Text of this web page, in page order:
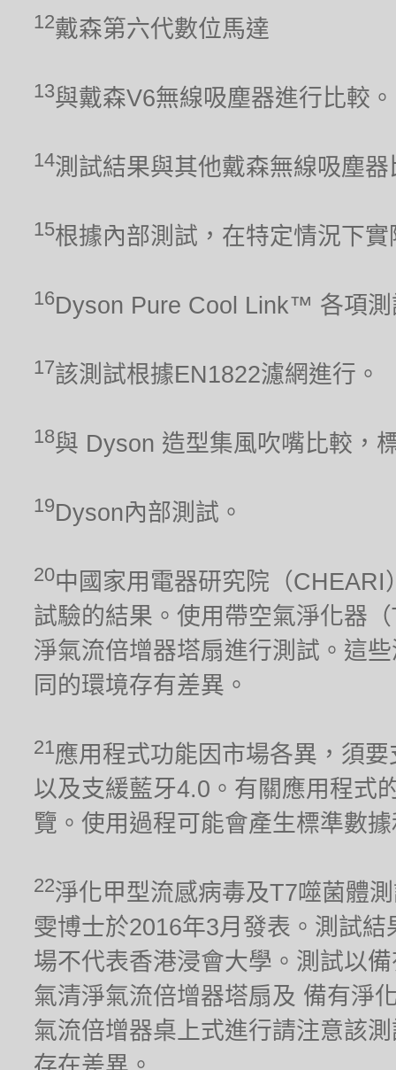
12戴森第六代數位馬達
13與戴森V6無線吸塵器進行比較。
14測試結果與其他戴森無線吸塵器
15根據內部測試，在特定情況下
16Dyson Pure Cool Link™ 各項測
17該測試根據EN1822濾網進行。
18與 Dyson 造型集風吹嘴比較，
19Dyson內部測試。
20中國家用電器研究院（
試驗的結果。使用帶空氣淨化器
淨氣流倍增器塔扇進行測試。這
同的環境存有差異。
21應用程式功能因市場各異，須
以及支緩藍牙4.0。有關應用程式
覽。使用過程可能會產生標準數
22淨化甲型流感病毒及T7噬菌體
雯博士於2016年3月發表。測試
場不代表香港浸會大學。測試以
氣清淨氣流倍增器塔扇及 備有淨
氣流倍增器桌上式進行請注意該